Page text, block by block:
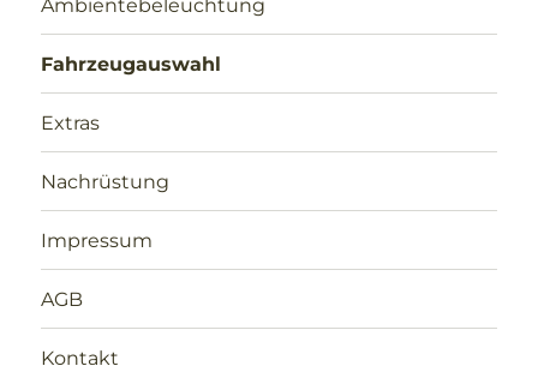
Ambientebeleuchtung
Fahrzeugauswahl
Extras
Nachrüstung
Impressum
AGB
Kontakt